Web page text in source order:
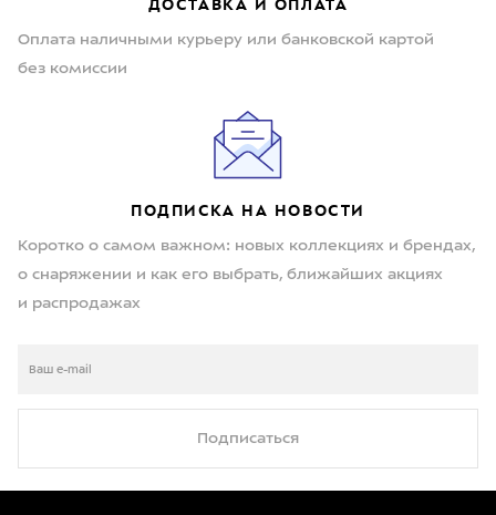
ДОСТАВКА И ОПЛАТА
Оплата наличными курьеру или банковской картой
без комиссии
ПОДПИСКА НА НОВОСТИ
Коротко о самом важном: новых коллекциях и брендах,
о снаряжении и как его выбрать, ближайших акциях
и распродажах
Подписаться